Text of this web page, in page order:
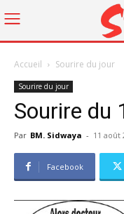
Accueil Sourire du jour
Sourire du jour
Sourire du
Par BM. Sidwaya - 11 août
Facebook